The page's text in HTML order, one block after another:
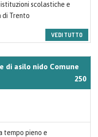
scolastiche e
di Trento
VEDI TUTTO
di asilo nido Comune
250
tempo pieno e